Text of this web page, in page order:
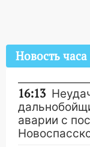
Новость часа
16:13
аварии с